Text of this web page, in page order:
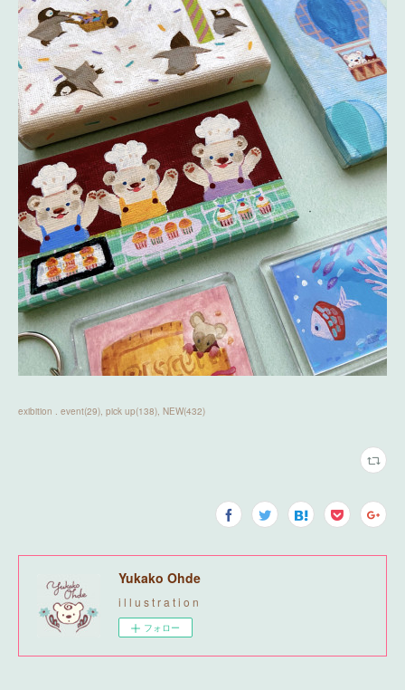
exibition . event(29) pick up(138) NEW(432)
Yukako Ohde
i l l u s t r a t i o n
フォロー